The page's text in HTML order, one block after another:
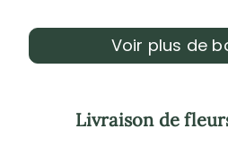
Voir plus de
Livraison de